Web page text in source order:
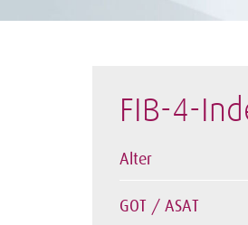
FIB-4-
Alter
GOT / ASAT